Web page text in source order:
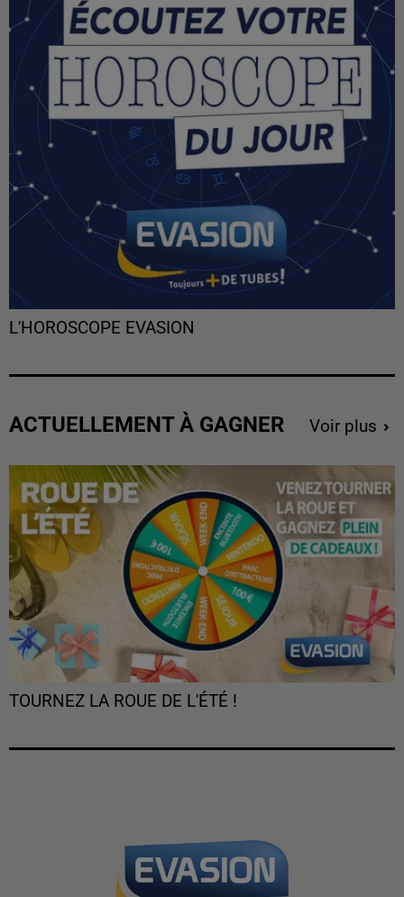
L'HOROSCOPE EVASION
ACTUELLEMENT À GAGNER Voir plus
TOURNEZ LA ROUE DE L'ÉTÉ !